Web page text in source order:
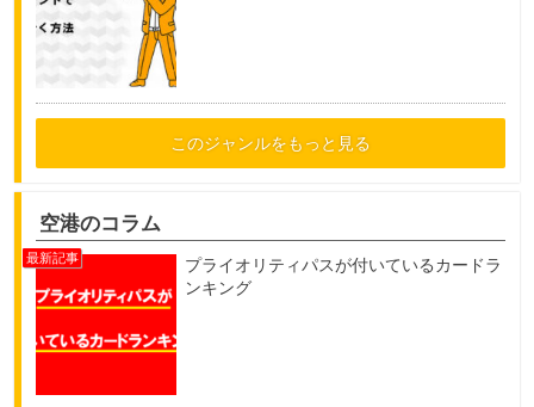
このジャンルをもっと見る
空港のコラム
プライオリティパスが付いているカードラ
ンキング